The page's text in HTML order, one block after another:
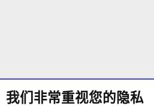
我们非常重视您的隐私